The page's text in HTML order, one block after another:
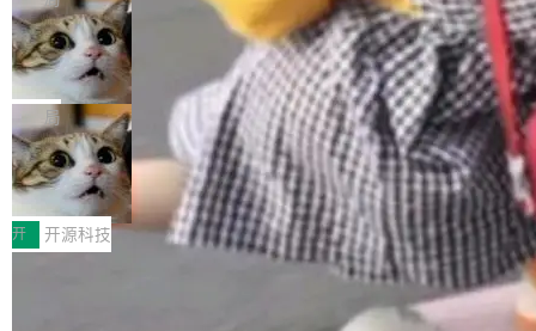
现实 过去两年，CIO们的焦虑清单上多了两项：
一是如何让大模型和智能体应用安全地从PoC走
向生产，二是如何让测试团队跟得上AI应用...
设置，如果用布尔值 + 可空字段来表示——bool
ean 表示是否可切换，nullable 的默认模式、浅
色方案、深色方案——会产生大量无意义的组
合。方案缺了、配置冲突了、全 null 了。要知道
哪些组合有效，作者说，你得靠"文档、校验、或
者部落知识"。 换个写法。Rust 的 enum，两个
变体：Switchable...
个"AI 知识库 + 聊天机器人"——每个大厂都在
做，没什么新鲜的。 但 Kenton Varda 在 Twitte
r 上把事情说清楚了： 今天我们发布了 Cloudfla
re OS，一个带连接器的聊天机器人，跟其他所
有科技公司做的一样。只不过，实际上它不一
样。这是 Sandstorm.io 的重制版，我十年前的
那个创业公司。不同的是，这次它构建在 Cloudf
lare Workers 上——我花了九年时间搭建的平台
——并且深度集成了 AI。这基本上是我十年秘密
Deno 团队开源 Celld，可自托管的分
布式 Durable Objects
Ryan Dahl 领导的 Deno 团队推出了最新开源项
目 Celld，一个能在自己机器上运行 Cloudflare
Workers 和 Durable Objects 的守护进程。 设
计思路很直接：每个对象是一个独立的 SQLite
数据库，按名称寻址，复制到你自己的 S3 兼容
存储库里。节点之间只通过这个存储库协调——
没有控制平面，没有共识协议。每个对象自带一
个小型数据库，应用天然按分片构建，单个数据
库的竞争和爆炸半径问题在设计层面就被消除
局
鲁大师7月新机性能/流畅/AI榜：vivo夺
性能、流畅双第一，三星Galaxy Z系列
新折叠缺席
2026年7月的手机市场，由于存储等硬件成本暴
增，手机厂商的日子也不好过啊，新机速度明显
放缓，因此硝烟味淡了许多。新机参数规格除开
高价的三星折叠（三星Galaxy Z Fold8 Ultra / Z
Fold8 / Z Flip8）外，其余要么是中低端机器，
开 开源科技
Zed 编辑器团队发布了新项目——DeltaDB，一